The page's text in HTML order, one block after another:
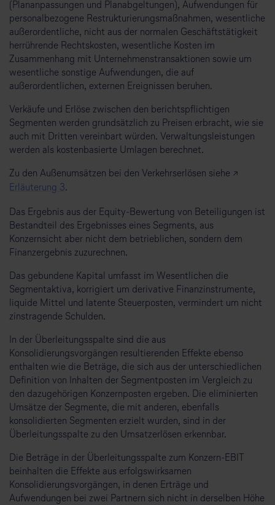
(Plananpassungen und Planabgeltungen), Aufwendungen für
personalbezogene Restrukturierungsmaßnahmen, wesentliche
außerordentliche, nicht aus der normalen Geschäftstätigkeit
herrührende Rechtskosten, wesentliche Kosten im
Zusammenhang mit Unternehmenstransaktionen sowie um
wesentliche sonstige Aufwendungen, die auf
außerordentlichen, externen Ereignissen beruhen.
Verkäufe und Erlöse zwischen den berichtspflichtigen
Segmenten werden grundsätzlich zu Preisen erbracht, wie sie
auch mit Dritten vereinbart würden. Verwaltungsleistungen
werden als kostenbasierte Umlagen berechnet.
Zu den Außenumsätzen bei den Verkehrserlösen siehe ↗
Erläuterung 3.
Das Ergebnis aus der Equity-Bewertung von Beteiligungen ist
Bestandteil des Ergebnisses eines Segments, aus
Konzernsicht aber nicht dem betrieblichen, sondern dem
Finanzergebnis zuzurechnen.
Das gebundene Kapital umfasst im Wesentlichen die
Segmentaktiva, korrigiert um derivative Finanzinstrumente,
liquide Mittel und latente Steuerposten, vermindert um nicht
zinstragende Schulden.
In der Überleitungsspalte sind die aus
Konsolidierungsvorgängen resultierenden Effekte ebenso
enthalten wie die Beträge, die sich aus der unterschiedlichen
Definition von Inhalten der Segmentposten im Vergleich zu
den dazugehörigen Konzernposten ergeben. Die eliminierten
Umsätze der Segmente, die mit anderen, ebenfalls
konsolidierten Segmenten erzielt wurden, sind in der
Überleitungsspalte zu den Umsatzerlösen erkennbar.
Die Beträge in der Überleitungsspalte zum Konzern-EBIT
beinhalten die Effekte aus erfolgswirksamen
Konsolidierungsvorgängen, in denen Erträge und
Aufwendungen bei zwei Partnern sich nicht in derselben Höhe